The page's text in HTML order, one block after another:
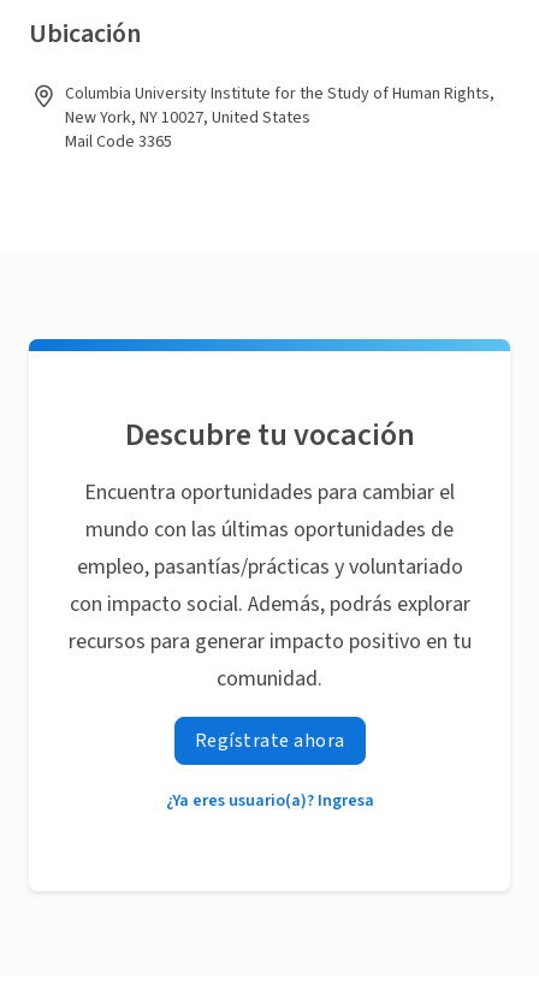
Ubicación
Columbia University Institute for the Study of Human Rights,
New York, NY 10027, United States
Mail Code 3365
Descubre tu vocación
Encuentra oportunidades para cambiar el
mundo con las últimas oportunidades de
empleo, pasantías/prácticas y voluntariado
con impacto social. Además, podrás explorar
recursos para generar impacto positivo en tu
comunidad.
Regístrate ahora
¿Ya eres usuario(a)? Ingresa